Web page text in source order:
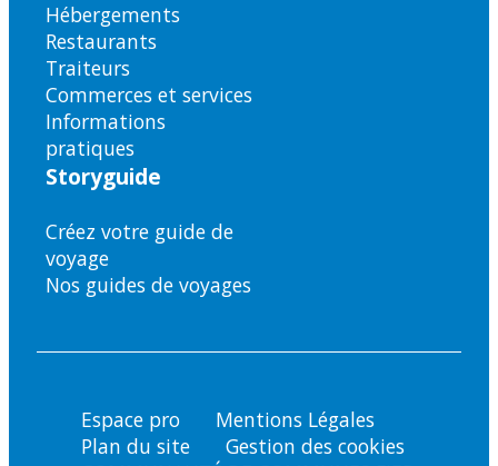
Hébergements
Restaurants
Traiteurs
Commerces et services
Informations
pratiques
Storyguide
Créez votre guide de
voyage
Nos guides de voyages
Espace pro
Mentions Légales
Plan du site
Gestion des cookies